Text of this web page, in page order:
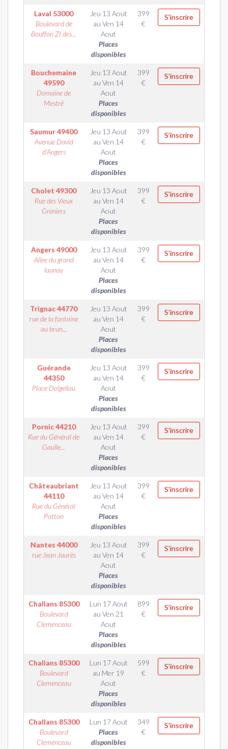
Laval 53000
Boulevard de
Bouffon ZI des...
Jeu 13 Aout
au Ven 14
Aout
Places
disponibles
399
€
S'inscrire
Bouchemaine
49590
Domaine de
Mestré
Jeu 13 Aout
au Ven 14
Aout
Places
disponibles
399
€
S'inscrire
Saumur49400
Avenue David
d'Angers
Jeu 13 Aout
au Ven 14
Aout
Places
disponibles
399
€
S'inscrire
Cholet 49300
Rue des Vieux
Greniers
Jeu 13 Aout
au Ven 14
Aout
Places
disponibles
399
€
S'inscrire
Angers 49000
Allee du grand
launay
Jeu 13 Aout
au Ven 14
Aout
Places
disponibles
399
€
S'inscrire
Trignac44770
rue de la fontaine
au brun...
Jeu 13 Aout
au Ven 14
Aout
Places
disponibles
399
€
S'inscrire
Guérande
44350
Place Dolgellau
Jeu 13 Aout
au Ven 14
Aout
Places
disponibles
399
€
S'inscrire
Pornic44210
Rue du Général de
Gaulle...
Jeu 13 Aout
au Ven 14
Aout
Places
disponibles
399
€
S'inscrire
Châteaubriant
44110
Rue du Général
Patton
Jeu 13 Aout
au Ven 14
Aout
Places
disponibles
399
€
S'inscrire
Nantes 44000
rue Jean Jaurès
Jeu 13 Aout
au Ven 14
Aout
Places
disponibles
399
€
S'inscrire
Challans 85300
Boulevard
Clemenceau
Lun 17 Aout
au Ven 21
Aout
Places
disponibles
899
€
S'inscrire
Challans 85300
Boulevard
Clemenceau
Lun 17 Aout
au Mer 19
Aout
Places
disponibles
599
€
S'inscrire
Challans 85300
Boulevard
Clemenceau
Lun 17 Aout
Places
disponibles
349
€
S'inscrire